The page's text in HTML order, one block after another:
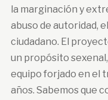
la marginación y
abuso de autoridad,
ciudadano. El
un propósito
equipo forjado en el
años. Sabemos que